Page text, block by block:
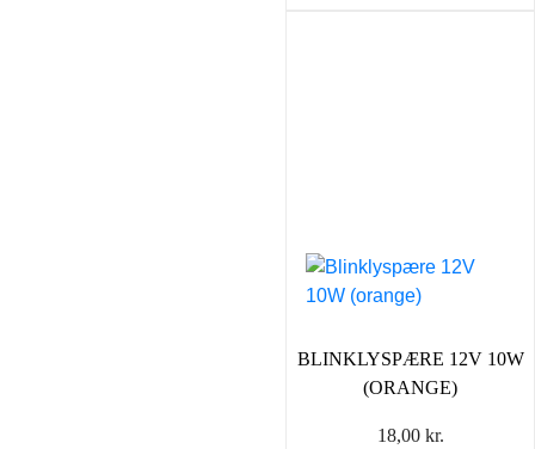
BLINKLYSPÆRE 12V 10W
(ORANGE)
18,00 kr.